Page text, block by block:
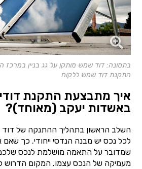
בתמונה: דוד שמש מותקן על גג בניין
התקנת דוד שמש ללקוח
איך מתבצעת התקנת
באשדות יעקב (מאוחד)?
השלב הראשון בתהליך ההתנקה של
לכל נכס יש מבנה הנדסי ייחודי. כך
שמדובר על התאמה מושלמת לנכס
מעמיקה של הנכס עצמו. המקום הדרוש